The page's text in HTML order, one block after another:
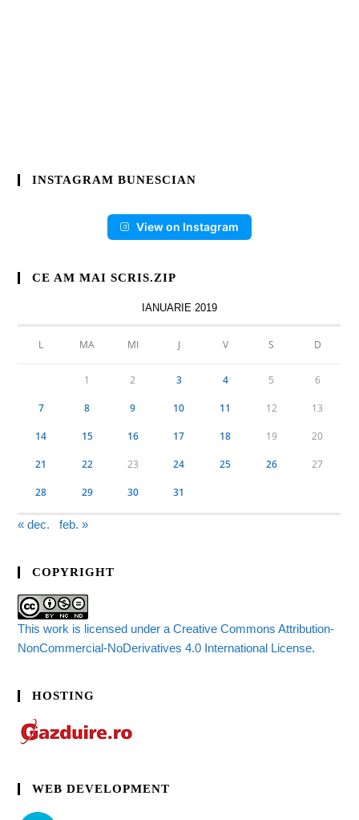
INSTAGRAM BUNESCIAN
View on Instagram
CE AM MAI SCRIS.ZIP
IANUARIE 2019
L MA MI J V S D
1 2 3 4 5 6
7 8 9 10 11 12 13
14 15 16 17 18 19 20
21 22 23 24 25 26 27
28 29 30 31
« dec. feb. »
COPYRIGHT
This work is licensed under a Creative Commons Attribution-
NonCommercial-NoDerivatives 4.0 International License.
HOSTING
WEB DEVELOPMENT